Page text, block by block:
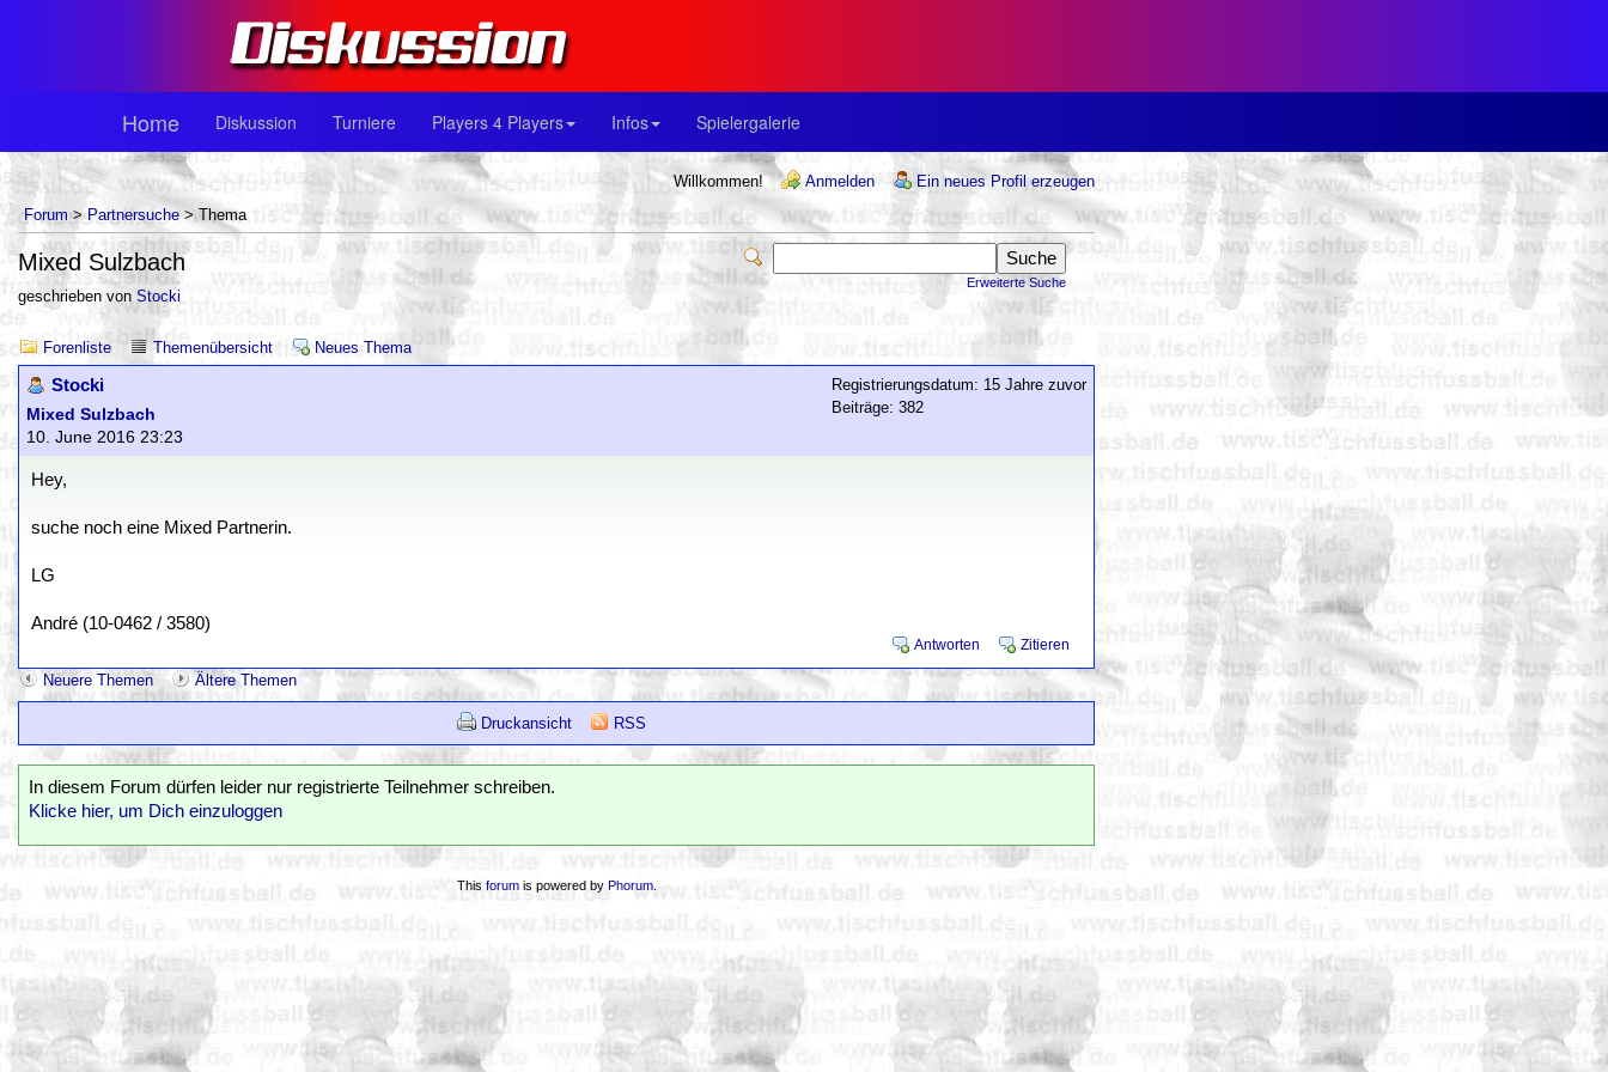
Home Diskussion Turniere Players 4 Players Infos Spielergalerie
Willkommen! Anmelden
Ein neues Profil erzeugen
Forum > Partnersuche > Thema
Erweiterte Suche
Mixed Sulzbach
geschrieben von Stocki
Forenliste Themenübersicht Neues Thema
Stocki
Mixed Sulzbach
10. June 2016 23:23
Registrierungsdatum: 15 Jahre zuvor
Beiträge: 382
Hey,
suche noch eine Mixed Partnerin.
LG
André (10-0462 / 3580)
Antworten Zitieren
Neuere Themen Ältere Themen
Druckansicht RSS
In diesem Forum dürfen leider nur registrierte Teilnehmer schreiben.
Klicke hier, um Dich einzuloggen
This forumis powered by Phorum.